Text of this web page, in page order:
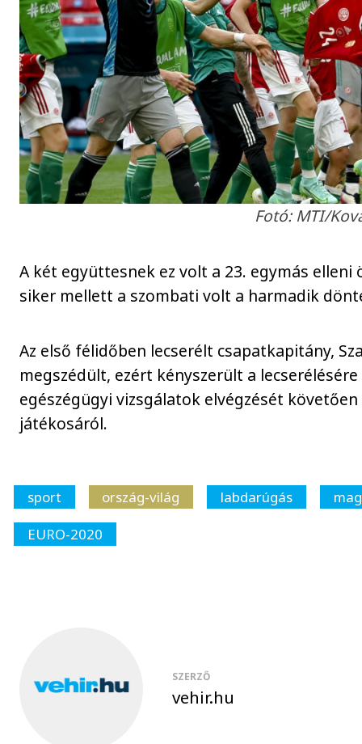
Fotó: MTI/
A két együttesnek ez volt a 23. egymás elleni
siker mellett a szombati volt a harmadik
Az első félidőben lecserélt csapatkapitány,
megszédült, ezért kényszerült a
egészégügyi vizsgálatok elvégzését
játékosáról.
sport ország-világ labdarúgás
EURO-2020
SZERZŐ
vehir.hu